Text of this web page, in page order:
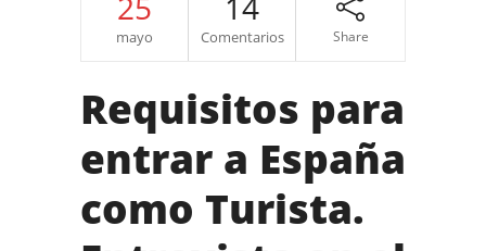
mayo Comentarios Share
Requisitos para
entrar a España
como Turista.